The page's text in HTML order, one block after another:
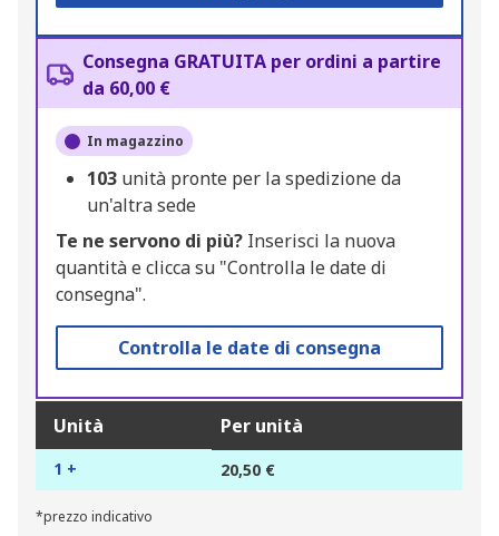
Consegna GRATUITA per ordini a partire
da 60,00 €
In magazzino
103 unità pronte per la spedizione da
un'altra sede
Te ne servono di più? Inserisci la nuova
quantità e clicca su "Controlla le date di
consegna".
Controlla le date di consegna
Unità Per unità
1 + 20,50 €
*prezzo indicativo